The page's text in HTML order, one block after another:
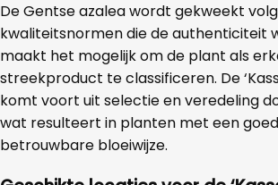
De Gentse azalea wordt gekweekt
kwaliteitsnormen die de authenticiteit
maakt het mogelijk om de plant als
streekproduct te classificeren. De
komt voort uit selectie en veredeling
wat resulteert in planten met een
betrouwbare bloeiwijze.